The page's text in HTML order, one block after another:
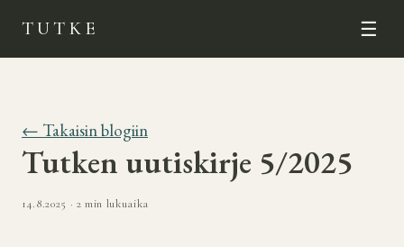
TUTKE ☰
← Takaisin blogiin
Tutken uutiskirje 5/2025
14.8.2025 · 2 min lukuaika